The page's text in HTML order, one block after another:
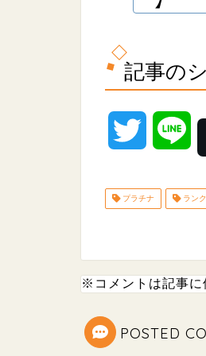
記事の
i
t
n
プラチナ ランク
※コメントは記事に
POSTED